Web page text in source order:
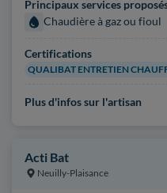
Principaux services
Chaudière à gaz ou fioul
Certifications
QUALIBAT ENTRETIEN
Plus d'infos sur l'artisan
Acti Bat
Neuilly-Plaisance